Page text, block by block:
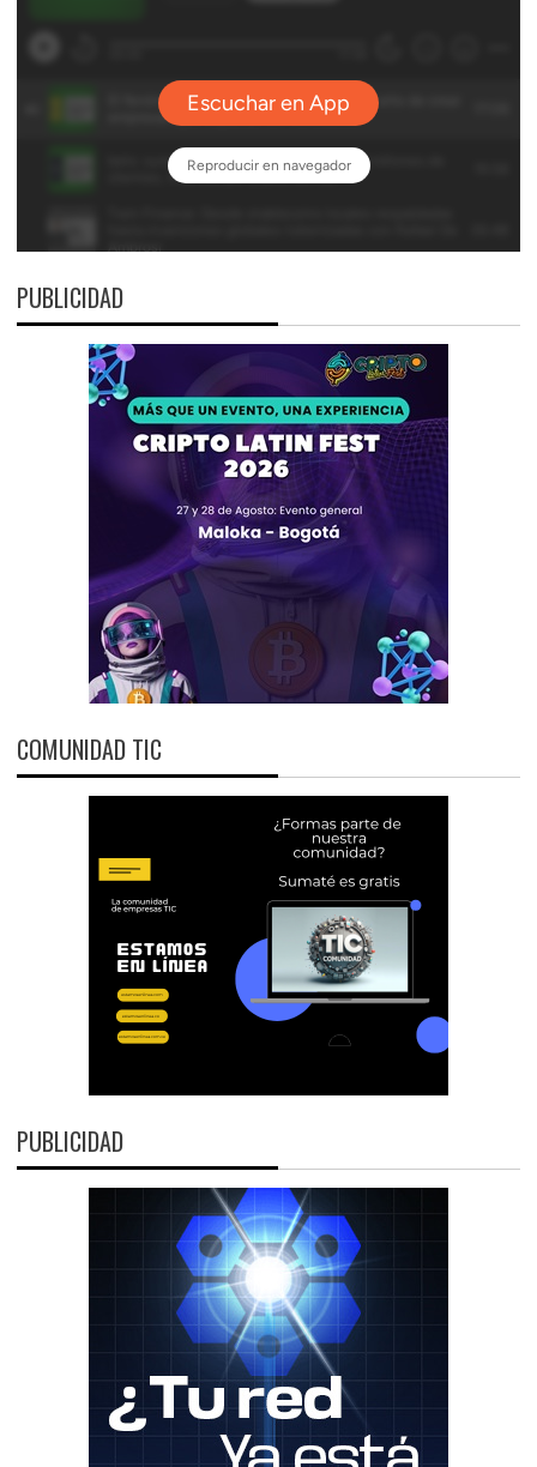
PUBLICIDAD
COMUNIDAD TIC
PUBLICIDAD